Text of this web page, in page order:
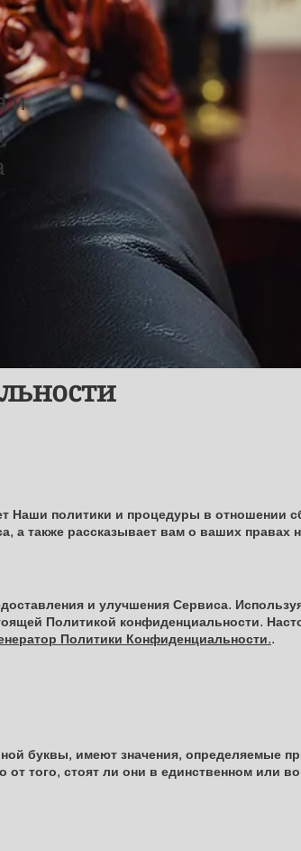
и
Наши политики и процедуры в отношении
также рассказывает вам о ваших правах
и улучшения Сервиса.
Политикой конфиденциальности.
Политики Конфиденциальности..
буквы, имеют значения, определяемые
того, стоят ли они в единственном или